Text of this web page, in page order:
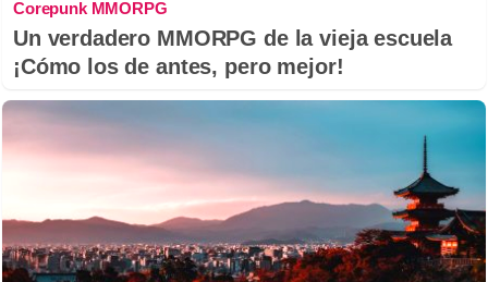
Corepunk MMORPG
Un verdadero MMORPG de la vieja escuela
¡Cómo los de antes, pero mejor!